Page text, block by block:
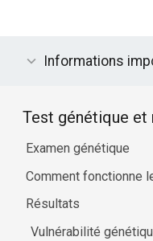
Informations
Test génétique et
Examen génétique
Comment fonctionne
Résultats
Vulnérabilité